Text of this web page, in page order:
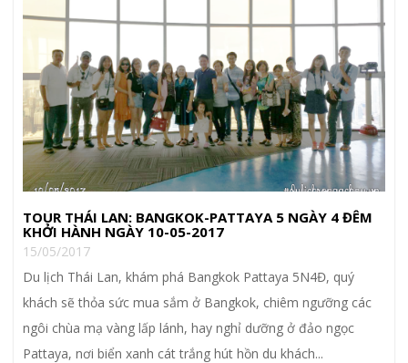
TOUR THÁI LAN: BANGKOK-PATTAYA 5 NGÀY 4 ĐÊM
KHỞI HÀNH NGÀY 10-05-2017
15/05/2017
Du lịch Thái Lan, khám phá Bangkok Pattaya 5N4Đ, quý
khách sẽ thỏa sức mua sắm ở Bangkok, chiêm ngưỡng các
ngôi chùa mạ vàng lấp lánh, hay nghỉ dưỡng ở đảo ngọc
Pattaya, nơi biển xanh cát trắng hút hồn du khách...